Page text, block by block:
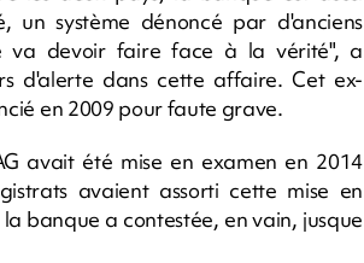
un système dénoncé par d'anciens
va devoir faire face à la vérité", a
d'alerte dans cette affaire. Cet ex-
en 2009 pour faute grave.
avait été mise en examen en 2014
avaient assorti cette mise en
banque a contestée, en vain, jusque